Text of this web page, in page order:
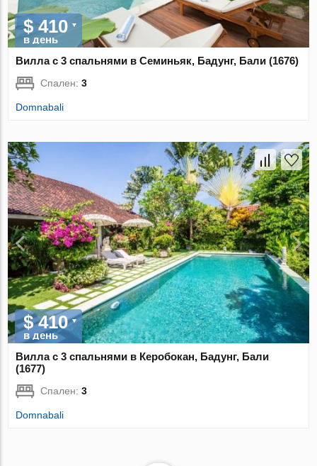
$ 410
в день
Вилла с 3 спальнями в Семиньяк, Бадунг, Бали (1676)
Спален:3
Domnabali
$ 410
в день
Вилла с 3 спальнями в Керобокан, Бадунг, Бали
(1677)
Спален:3
Domnabali